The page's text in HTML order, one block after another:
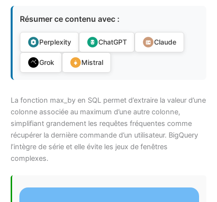
Résumer ce contenu avec :
Perplexity ChatGPT Claude
Grok Mistral
La fonction max_by en SQL permet d’extraire la valeur d’une
colonne associée au maximum d’une autre colonne,
simplifiant grandement les requêtes fréquentes comme
récupérer la dernière commande d’un utilisateur. BigQuery
l’intègre de série et elle évite les jeux de fenêtres
complexes.